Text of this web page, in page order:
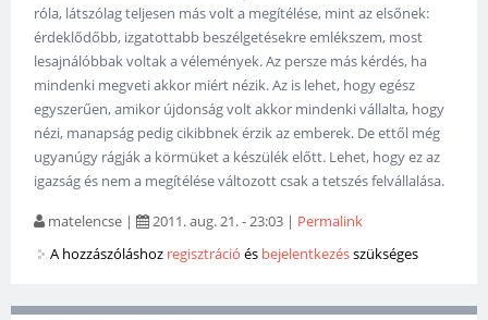
róla, látszólag teljesen más volt a megítélése, mint az elsőnek:
érdeklődőbb, izgatottabb beszélgetésekre emlékszem, most
lesajnálóbbak voltak a vélemények. Az persze más kérdés, ha
mindenki megveti akkor miért nézik. Az is lehet, hogy egész
egyszerűen, amikor újdonság volt akkor mindenki vállalta, hogy
nézi, manapság pedig cikibbnek érzik az emberek. De ettől még
ugyanúgy rágják a körmüket a készülék előtt. Lehet, hogy ez az
igazság és nem a megítélése változott csak a tetszés felvállalása.
matelencse | 2011. aug. 21. - 23:03 | Permalink
A hozzászóláshoz regisztráció és bejelentkezésszükséges